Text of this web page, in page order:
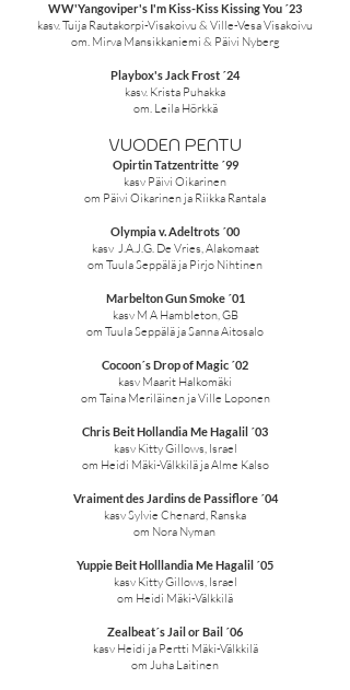
WW'Yangoviper's I'm Kiss-Kiss Kissing You ´23
kasv. Tuija Rautakorpi-Visakoivu & Ville-Vesa Visakoivu
om. Mirva Mansikkaniemi & Päivi Nyberg
Playbox's Jack Frost ´24
kasv. Krista Puhakka
om. Leila Hörkkä
VUODEN PENTU
Opirtin Tatzentritte ´99
kasv Päivi Oikarinen
om Päivi Oikarinen ja Riikka Rantala
Olympia v. Adeltrots ´00
kasv J.A.J.G. De Vries, Alakomaat
om Tuula Seppälä ja Pirjo Nihtinen
Marbelton Gun Smoke ´01
kasv M A Hambleton, GB
om Tuula Seppälä ja Sanna Aitosalo
Cocoon´s Drop of Magic ´02
kasv Maarit Halkomäki
om Taina Meriläinen ja Ville Loponen
Chris Beit Hollandia Me Hagalil ´03
kasv Kitty Gillows, Israel
om Heidi Mäki-Välkkilä ja Alme Kalso
Vraiment des Jardins de Passiflore ´04
kasv Sylvie Chenard, Ranska
om Nora Nyman
Yuppie Beit Holllandia Me Hagalil ´05
kasv Kitty Gillows, Israel
om Heidi Mäki-Välkkilä
Zealbeat´s Jail or Bail ´06
kasv Heidi ja Pertti Mäki-Välkkilä
om Juha Laitinen